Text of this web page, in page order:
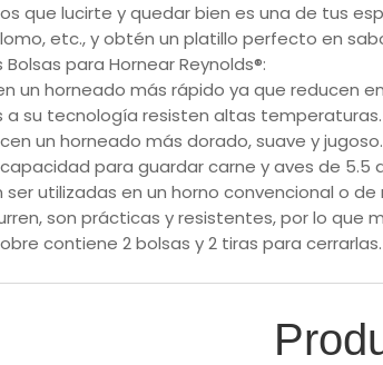
que lucirte y quedar bien es una de tus
etc., y obtén un platillo perfecto en
Bolsas para Hornear Reynolds®:
un horneado más rápido ya que reducen
a su tecnología resisten altas temperaturas.
un horneado más dorado, suave y jugoso.
para guardar carne y aves de 5.5 a
ser utilizadas en un horno convencional o de
son prácticas y resistentes, por lo que
contiene 2 bolsas y 2 tiras para cerrarlas.